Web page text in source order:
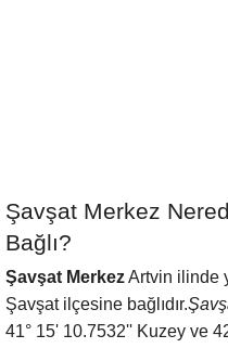
Şavşat Merkez
Bağlı?
Şavşat MerkezArtvin ilinde
Şavşat ilçesine bağlıdır.
41° 15' 10.7532'' Kuzey ve